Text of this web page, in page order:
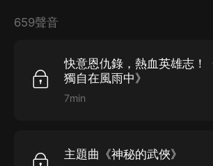
一把無常劍，道門五千年
本書以李天罡這個人物對於人生的思考
了他前世數次穿越華夏5000年，橫跨
世界上最悠久的文明，華夏5000年歷
659聲音
快意恩仇錄，熱血英雄志！
獨自在風雨中》
7min
主題曲《神秘的武俠》